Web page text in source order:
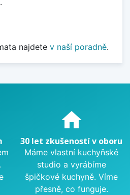
najdete v naší poradně.
home
30 let zkušeností v oboru
Máme vlastní kuchyňské
studio a vyrábíme
špičkové kuchyně. Víme
přesně, co funguje.